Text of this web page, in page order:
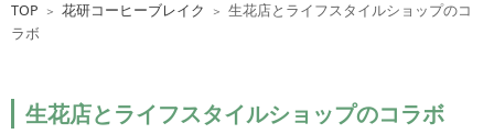
TOP ＞ 花研コーヒーブレイク ＞ 生花店とライフスタイルショップのコ
ラボ
生花店とライフスタイルショップのコラボ